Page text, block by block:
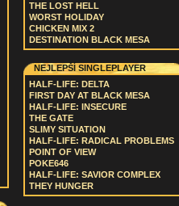
THE LOST HELL
WORST HOLIDAY
CHICKEN MIX 2
DESTINATION BLACK MESA
NEJLEPŠÍ SINGLEPLAYER
HALF-LIFE: DELTA
FIRST DAY AT BLACK MESA
HALF-LIFE: INSECURE
THE GATE
SLIMY SITUATION
HALF-LIFE: RADICAL PROBLEMS
POINT OF VIEW
POKE646
HALF-LIFE: SAVIOR COMPLEX
THEY HUNGER